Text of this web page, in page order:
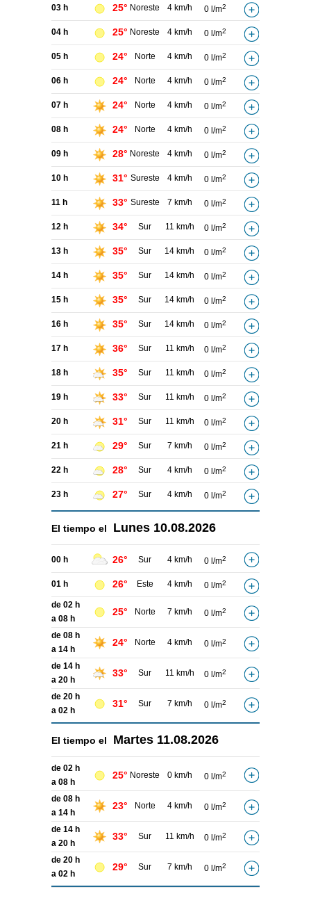
03 h 25° Noreste 4 km/h 0 l/m2
04 h 25° Noreste 4 km/h 0 l/m2
05 h 24° Norte 4 km/h 0 l/m2
06 h 24° Norte 4 km/h 0 l/m2
07 h 24° Norte 4 km/h 0 l/m2
08 h 24° Norte 4 km/h 0 l/m2
09 h 28° Noreste 4 km/h 0 l/m2
10 h 31° Sureste 4 km/h 0 l/m2
11 h 33° Sureste 7 km/h 0 l/m2
12 h 34° Sur 11 km/h 0 l/m2
13 h 35° Sur 14 km/h 0 l/m2
14 h 35° Sur 14 km/h 0 l/m2
15 h 35° Sur 14 km/h 0 l/m2
16 h 35° Sur 14 km/h 0 l/m2
17 h 36° Sur 11 km/h 0 l/m2
18 h 35° Sur 11 km/h 0 l/m2
19 h 33° Sur 11 km/h 0 l/m2
20 h 31° Sur 11 km/h 0 l/m2
21 h 29° Sur 7 km/h 0 l/m2
22 h 28° Sur 4 km/h 0 l/m2
23 h 27° Sur 4 km/h 0 l/m2
El tiempo el Lunes 10.08.2026
00 h 26° Sur 4 km/h 0 l/m2
01 h 26° Este 4 km/h 0 l/m2
de 02 h
a 08 h
25° Norte 7 km/h 0 l/m2
de 08 h
a 14 h
24° Norte 4 km/h 0 l/m2
de 14 h
a 20 h
33° Sur 11 km/h 0 l/m2
de 20 h
a 02 h
31° Sur 7 km/h 0 l/m2
El tiempo el Martes 11.08.2026
de 02 h
a 08 h
25° Noreste 0 km/h 0 l/m2
de 08 h
a 14 h
23° Norte 4 km/h 0 l/m2
de 14 h
a 20 h
33° Sur 11 km/h 0 l/m2
de 20 h
a 02 h
29° Sur 7 km/h 0 l/m2